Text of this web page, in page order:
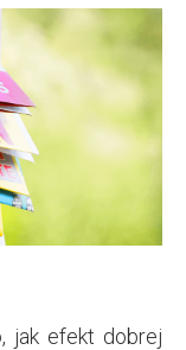
jak efekt dobrej